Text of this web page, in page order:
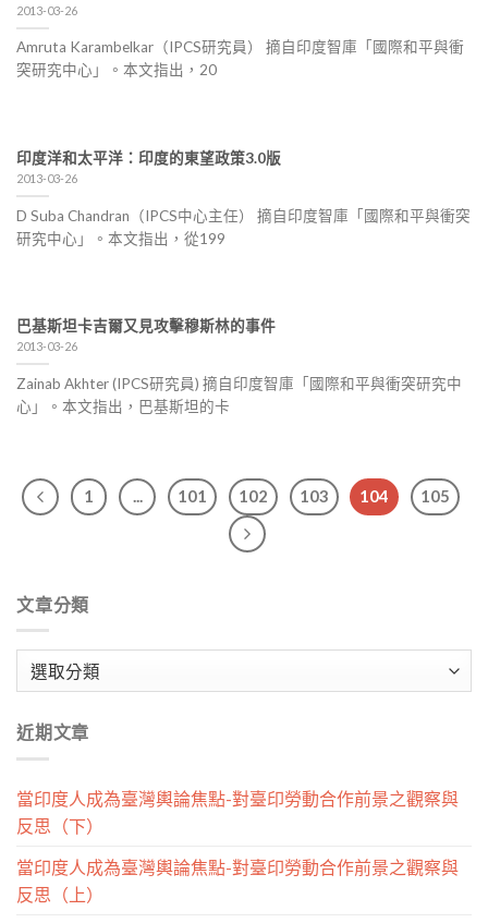
2013-03-26
Amruta Karambelkar（IPCS研究員） 摘自印度智庫「國際和平與衝
突研究中心」。本文指出，20
印度洋和太平洋：印度的東望政策3.0版
2013-03-26
D Suba Chandran（IPCS中心主任） 摘自印度智庫「國際和平與衝突
研究中心」。本文指出，從199
巴基斯坦卡吉爾又見攻擊穆斯林的事件
2013-03-26
Zainab Akhter (IPCS研究員) 摘自印度智庫「國際和平與衝突研究中
心」。本文指出，巴基斯坦的卡
1 ... 101 102 103 104 105
文章分類
類
近期文章
當印度人成為臺灣輿論焦點-對臺印勞動合作前景之觀察與
反思（下）
當印度人成為臺灣輿論焦點-對臺印勞動合作前景之觀察與
反思（上）